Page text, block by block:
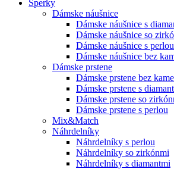
Šperky
Dámske náušnice
Dámske náušnice s
Dámske náušnice so
Dámske náušnice s perlou
Dámske náušnice bez
Dámske prstene
Dámske prstene bez
Dámske prstene s
Dámske prstene so
Dámske prstene s perlou
Mix&Match
Náhrdelníky
Náhrdelníky s perlou
Náhrdelníky so zirkónmi
Náhrdelníky s diamantmi